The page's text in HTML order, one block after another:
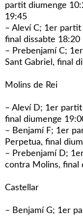
partit diumenge
19:45
– Aleví C; 1er partit
final dissabte 18:20
– Prebenjamí C;
Sant Gabriel, final
Molins de Rei
– Aleví D; 1er partit
final diumenge
– Benjamí F; 1er
Perpetua, final
– Prebenjamí D;
contra Molins, final
Castellar
– Benjamí G; 1er